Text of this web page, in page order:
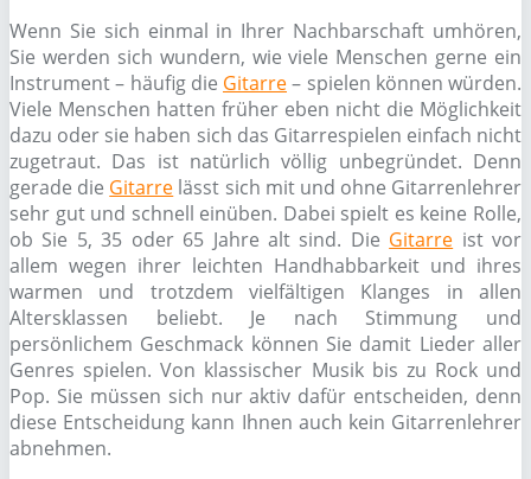
Wenn Sie sich einmal in Ihrer Nachbarschaft umhören,
Sie werden sich wundern, wie viele Menschen gerne ein
Instrument – häufig die Gitarre– spielen können würden.
Viele Menschen hatten früher eben nicht die Möglichkeit
dazu oder sie haben sich das Gitarrespielen einfach nicht
zugetraut. Das ist natürlich völlig unbegründet. Denn
gerade die Gitarre lässt sich mit und ohne Gitarrenlehrer
sehr gut und schnell einüben. Dabei spielt es keine Rolle,
ob Sie 5, 35 oder 65 Jahre alt sind. Die Gitarre ist vor
allem wegen ihrer leichten Handhabbarkeit und ihres
warmen und trotzdem vielfältigen Klanges in allen
Altersklassen beliebt. Je nach Stimmung und
persönlichem Geschmack können Sie damit Lieder aller
Genres spielen. Von klassischer Musik bis zu Rock und
Pop. Sie müssen sich nur aktiv dafür entscheiden, denn
diese Entscheidung kann Ihnen auch kein Gitarrenlehrer
abnehmen.